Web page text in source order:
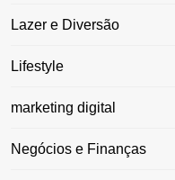
Lazer e Diversão
Lifestyle
marketing digital
Negócios e Finanças